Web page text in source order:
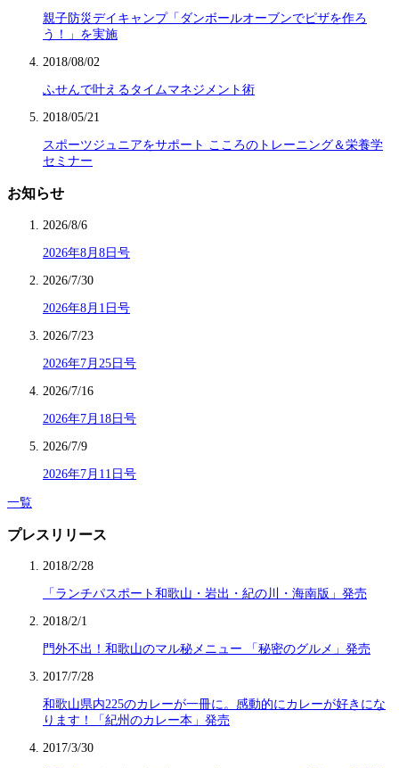
親子防災デイキャンプ「ダンボールオーブンでピザを作ろ
う！」を実施
2018/08/02
ふせんで叶えるタイムマネジメント術
2018/05/21
スポーツジュニアをサポート こころのトレーニング＆栄養学
セミナー
お知らせ
2026/8/6
2026年8月8日号
2026/7/30
2026年8月1日号
2026/7/23
2026年7月25日号
2026/7/16
2026年7月18日号
2026/7/9
2026年7月11日号
一覧
プレスリリース
2018/2/28
「ランチパスポート和歌山・岩出・紀の川・海南版」発売
2018/2/1
門外不出！和歌山のマル秘メニュー 「秘密のグルメ」発売
2017/7/28
和歌山県内225のカレーが一冊に。感動的にカレーが好きにな
ります！「紀州のカレー本」発売
2017/3/30